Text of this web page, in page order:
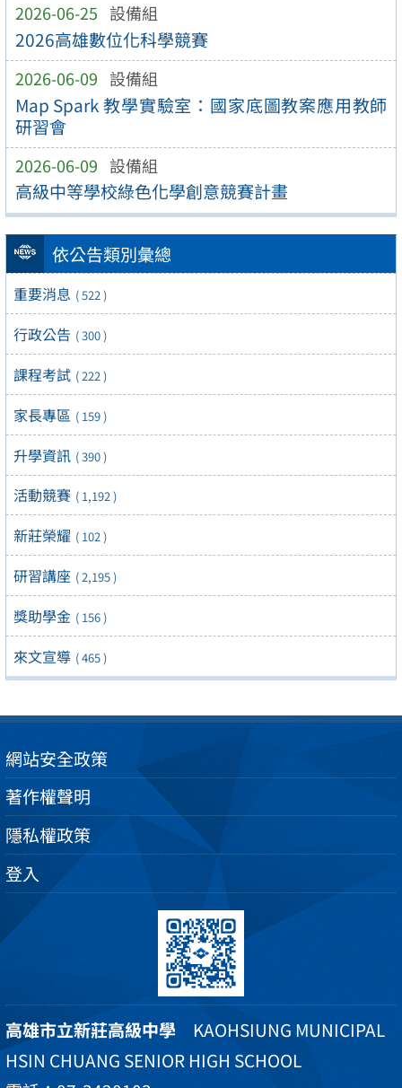
2026-06-25 設備組
2026高雄數位化科學競賽
2026-06-09 設備組
Map Spark 教學實驗室：國家底圖教案應用教師
研習會
2026-06-09 設備組
高級中等學校綠色化學創意競賽計畫
依公告類別彙總
重要消息 ( 522 )
行政公告 ( 300 )
課程考試 ( 222 )
家長專區 ( 159 )
升學資訊 ( 390 )
活動競賽 ( 1,192 )
新莊榮耀 ( 102 )
研習講座 ( 2,195 )
獎助學金 ( 156 )
來文宣導 ( 465 )
網站安全政策
著作權聲明
隱私權政策
登入
高雄市立新莊高級中學 KAOHSIUNG MUNICIPAL
HSIN CHUANG SENIOR HIGH SCHOOL